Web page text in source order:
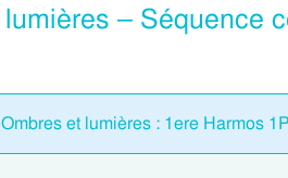
– Séquence
et lumières : 1ere Harmos 1P